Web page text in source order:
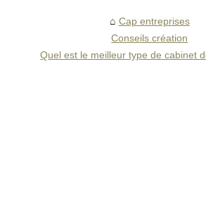
Cap entreprises
Conseils création
Quel est le meilleur type de cabinet